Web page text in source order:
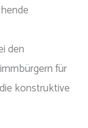
den
für
konstruktive